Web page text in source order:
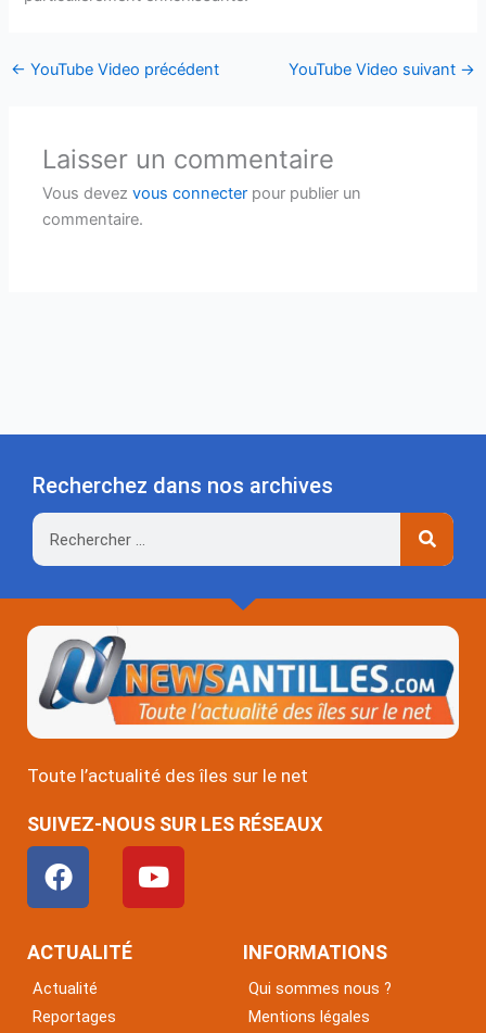
← YouTube Video précédent YouTube Video suivant →
Laisser un commentaire
Vous devezvous connecter pour publier un
commentaire.
Recherchez dans nos archives
Rechercher
Toute l’actualité des îles sur le net
SUIVEZ-NOUS SUR LES RÉSEAUX
F
a
c
e
o
Y
o
u
ACTUALITÉ
Actualité
Reportages
INFORMATIONS
Qui sommes nous ?
Mentions légales